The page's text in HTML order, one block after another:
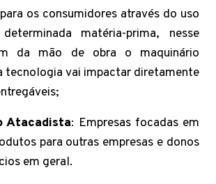
os consumidores através do uso
matéria-prima, nesse
da mão de obra o maquinário
tecnologia vai impactar diretamente
Atacadista: Empresas focadas em
para outras empresas e donos
em geral.